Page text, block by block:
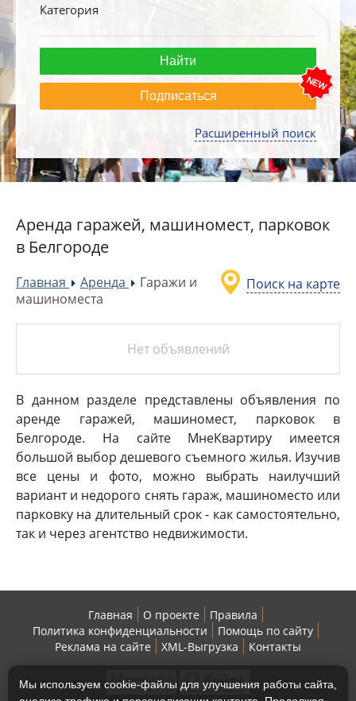
Категория
Подписаться
Расширенный поиск
Аренда гаражей, машиномест, парковок
в Белгороде
Поиск на карте
Главная »
Аренда »Гаражи и
машиноместа
Нет объявлений
В данном разделе представлены объявления по
аренде гаражей, машиномест, парковок в
Белгороде. На сайте МнеКвартиру имеется
большой выбор дешевого съемного жилья. Изучив
все цены и фото, можно выбрать наилучший
вариант и недорого снять гараж, машиноместо или
парковку на длительный срок - как самостоятельно,
так и через агентство недвижимости.
Главная О проекте
Правила
Политика конфиденциальности
Помощь по сайту
Реклама на сайте
XML-Выгрузка Контакты
Мы используем cookie-файлы для улучшения работы сайта,